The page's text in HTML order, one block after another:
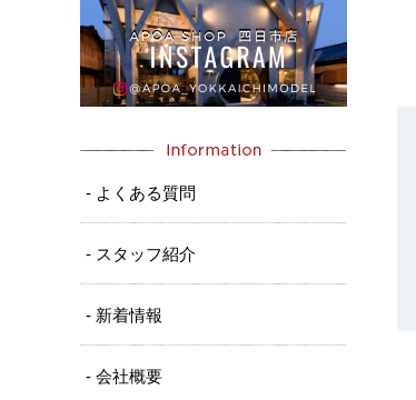
- よくある質問
- スタッフ紹介
- 新着情報
- 会社概要